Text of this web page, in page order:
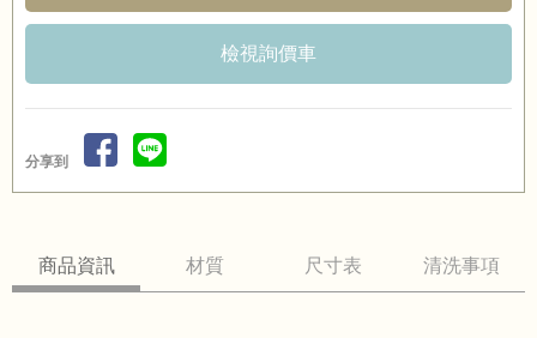
檢視詢價車
分享到
商品資訊 材質 尺寸表 清洗事項